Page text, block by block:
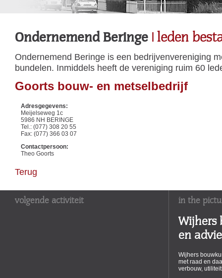
Ondernemend Beringe | leden
Ondernemend Beringe is een bedrijvenvereniging
bundelen. Inmiddels heeft de vereniging ruim 60
Goorts bouw- en metselbedrijf
Adresgegevens:
Meijelseweg 1c
5986 NH BERINGE
Tel.: (077) 308 20 55
Fax: (077) 366 03 07
Contactpersoon:
Theo Goorts
Terug
volgende activiteit in the
Wijhers
en
Wijhers
met raad en
verbouw,